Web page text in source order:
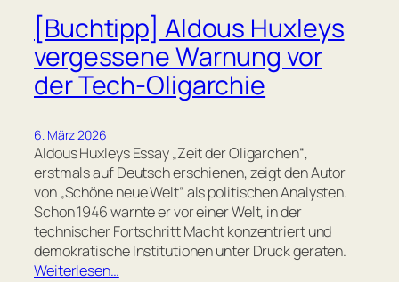
[Buchtipp] Aldous Huxleys
vergessene Warnung vor
der Tech-Oligarchie
6. März 2026
Aldous Huxleys Essay „Zeit der Oligarchen“,
erstmals auf Deutsch erschienen, zeigt den Autor
von „Schöne neue Welt“ als politischen Analysten.
Schon 1946 warnte er vor einer Welt, in der
technischer Fortschritt Macht konzentriert und
demokratische Institutionen unter Druck geraten.
Weiterlesen…